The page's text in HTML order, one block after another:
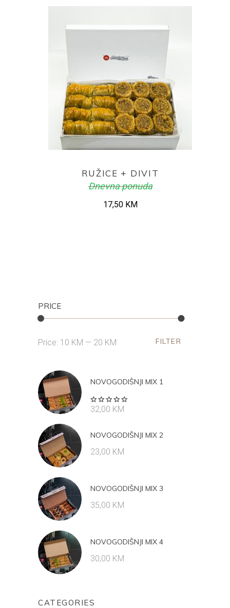
RUŽICE + DIVIT
Dnevna ponuda
17,50 KM
PRICE
Min
Max
FILTER
Price: 10 KM — 20 KM
NOVOGODIŠNJI MIX 1
5.00out
32,00 KM
NOVOGODIŠNJI MIX 2
23,00 KM
NOVOGODIŠNJI MIX 3
35,00 KM
NOVOGODIŠNJI MIX 4
30,00 KM
CATEGORIES